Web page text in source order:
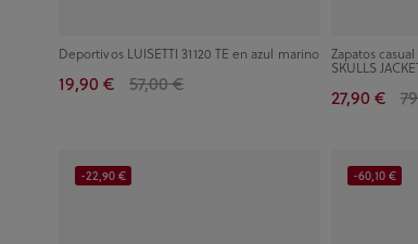
Deportivos LUISETTI 31120 TE en azul marino
19,90 € 57,00 €
Zapatos
SKULLS
27,90 €
-22,90 € -60,10 €